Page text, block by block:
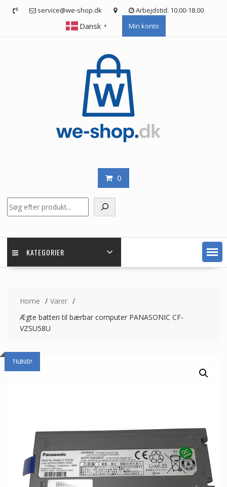
service@we-shop.dk Arbejdstid: 10.00-18.00
Dansk ▼ Min konto
0
KATEGORIER
Home
Varer
Ægte batteri til bærbar computer PANASONIC CF-
VZSU58U
TILBUD!